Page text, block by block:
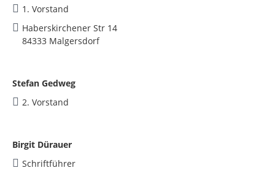
1. Vorstand
Haberskirchener Str 14
84333 Malgersdorf
Stefan Gedweg
2. Vorstand
Birgit Dürauer
Schriftführer